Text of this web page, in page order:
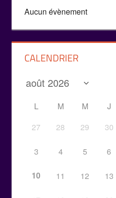
Aucun évènement
CALENDRIER
L M M J
27
28 29 30
3 4 5 6
10 11 12 13